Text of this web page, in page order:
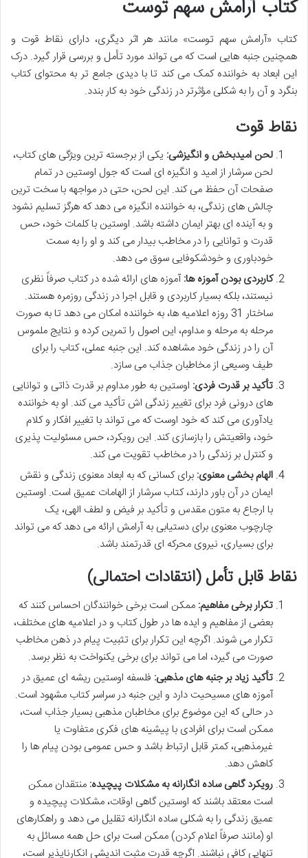
کتاب آرامش سهم توست
کتاب «آرامش سهم توست» مانند هر اثر دیگری، دارای نقاط قوت و
همچنین جنبه هایی است که می تواند مورد تأمل و بررسی قرار گیرد. درک
این ابعاد به خواننده کمک می کند تا با دیدی جامع تر به محتوای کتاب
بنگرد و آن را به شکلی مؤثرتر در زندگی خود به کار بندد.
نقاط قوت
لحن امیدبخش و انگیزشی: یکی از برجسته ترین ویژگی های کتاب،
لحن سرشار از امید و انگیزه ای است که جول اوستین در تمام
صفحات آن حفظ می کند. این لحن، حتی در مواجهه با سخت ترین
چالش های زندگی، به خواننده انگیزه می دهد که هرگز تسلیم نشود
و به آینده ای بهتر ایمان داشته باشد. اوستین با کلمات خود، حس
قدرت و توانایی را در مخاطب بیدار می کند و او را به سمت
خودباوری و خودشکوفایی سوق می دهد.
کاربردی بودن آموزه ها:آموزه های ارائه شده در کتاب صرفاً نظری
نیستند، بلکه بسیار کاربردی و قابل اجرا در زندگی روزمره هستند.
ساختار 31 روزه اعلامیه ها، به خواننده امکان می دهد تا به صورت
مرحله به مرحله و مداوم، این اصول را تمرین کرده و نتایج ملموس
آن را در زندگی خود مشاهده کند. این جنبه عملی، کتاب را برای
طیف وسیعی از مخاطبان جذاب می سازد.
تأکید بر قدرت فردی: اوستین به طور مداوم بر قدرت ذاتی و توانایی
های درونی فرد برای تغییر زندگی اش تأکید می کند. او به خواننده
یادآوری می کند که خود اوست که می تواند با تغییر افکار و کلام
خود، واقعیتش را بازسازی کند. این رویکرد، حس مسئولیت پذیری
و کنترل بر زندگی را در مخاطب تقویت می کند.
الهام بخشی معنوی: برای کسانی که به ابعاد معنوی زندگی و نقش
ایمان در آن باور دارند، کتاب سرشار از الهامات عمیق است. اوستین
با ارجاع به متون مقدس و تأکید بر فیض و لطف الهی، یک
چارچوب معنوی برای دستیابی به آرامش ارائه می دهد که می تواند
برای بسیاری، نیروی محرکه ای قدرتمند باشد.
نقاط قابل تأمل (انتقادات احتمالی)
تکرار برخی مفاهیم: ممکن است برخی خوانندگان احساس کنند که
بعضی از مفاهیم و ایده ها در طول کتاب و در اعلامیه های مختلف،
تکرار می شوند. اگرچه این تکرار برای تثبیت پیام در ذهن مخاطب
صورت می گیرد، اما می تواند برای برخی یکنواخت به نظر برسد.
تأکید زیاد بر جنبه های مذهبی: فلسفه اوستین ریشه ای عمیق در
آموزه های مسیحیت دارد و این جنبه در سراسر کتاب مشهود است.
در حالی که این موضوع برای مخاطبان مذهبی بسیار جذاب است،
ممکن است برای افرادی با پیشینه های فکری متفاوت یا
غیرمذهبی، کمتر قابل ارتباط باشد و حس عمومی بودن پیام ها را
کاهش دهد.
رویکرد گاهی ساده انگارانه به مشکلات پیچیده: منتقدان ممکن
است معتقد باشند که اوستین گاهی اوقات، مشکلات پیچیده و
عمیق زندگی را به شکلی ساده انگارانه تقلیل می دهد و راهکارهای
او (مانند صرفاً اعلام کردن) ممکن است برای حل همه مسائل به
تنهایی کافی نباشند. اگرچه قدرت مثبت اندیشی انکارناپذیر است،